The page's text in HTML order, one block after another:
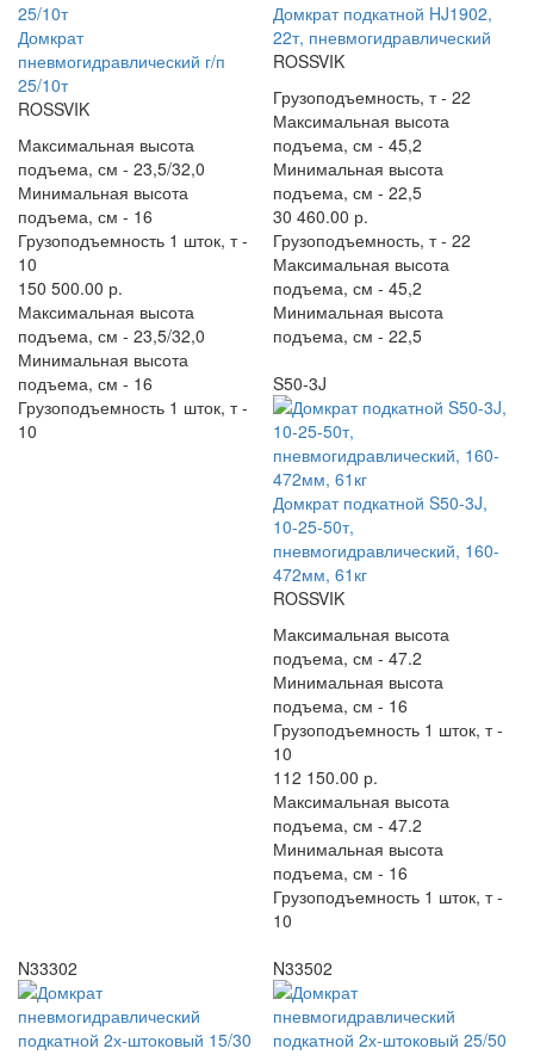
Домкрат
пневмогидравлический г/п
25/10т
ROSSVIK
Максимальная высота
подъема, см - 23,5/32,0
Минимальная высота
подъема, см - 16
Грузоподъемность 1 шток, т -
10
150 500.00 р.
Максимальная высота
подъема, см - 23,5/32,0
Минимальная высота
подъема, см - 16
Грузоподъемность 1 шток, т -
10
Домкрат подкатной HJ1902,
22т, пневмогидравлический
ROSSVIK
Грузоподъемность, т - 22
Максимальная высота
подъема, см - 45,2
Минимальная высота
подъема, см - 22,5
30 460.00 р.
Грузоподъемность, т - 22
Максимальная высота
подъема, см - 45,2
Минимальная высота
подъема, см - 22,5
S50-3J
Домкрат подкатной S50-3J,
10-25-50т,
пневмогидравлический, 160-
472мм, 61кг
ROSSVIK
Максимальная высота
подъема, см - 47.2
Минимальная высота
подъема, см - 16
Грузоподъемность 1 шток, т -
10
112 150.00 р.
Максимальная высота
подъема, см - 47.2
Минимальная высота
подъема, см - 16
Грузоподъемность 1 шток, т -
10
N33302
N33502